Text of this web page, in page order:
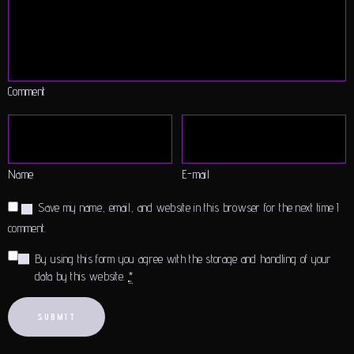
Comment
Name E-mail
Save my name, email, and website in this browser for the next time I
comment.
By using this form you agree with the storage and handling of your
data by this website. *